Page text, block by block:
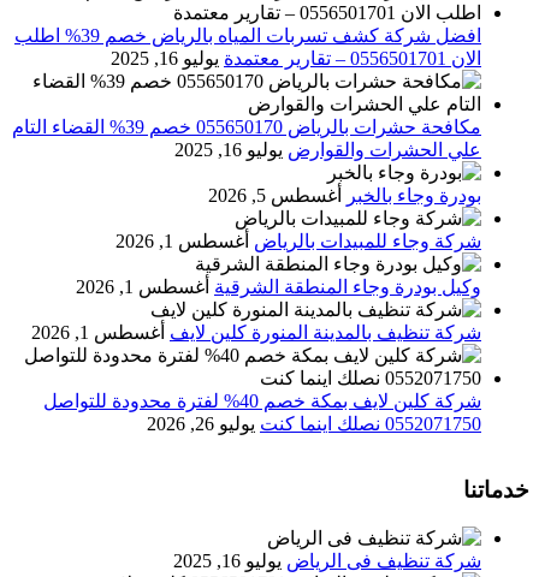
افضل شركة كشف تسربات المياه بالرياض خصم 39% اطلب
الان 0556501701‬‏ – تقارير معتمدة
يوليو 16, 2025
مكافحة حشرات بالرياض 055650170 خصم 39% القضاء التام
علي الحشرات والقوارض يوليو 16, 2025
بودرة وجاء بالخبر أغسطس 5, 2026
شركة وجاء للمبيدات بالرياض أغسطس 1, 2026
وكيل بودرة وجاء المنطقة الشرقية أغسطس 1, 2026
شركة تنظيف بالمدينة المنورة كلين لايف أغسطس 1, 2026
شركة كلين لايف بمكة خصم 40% لفترة محدودة للتواصل
0552071750 نصلك اينما كنت
يوليو 26, 2026
خدماتنا
شركة تنظيف فى الرياض يوليو 16, 2025